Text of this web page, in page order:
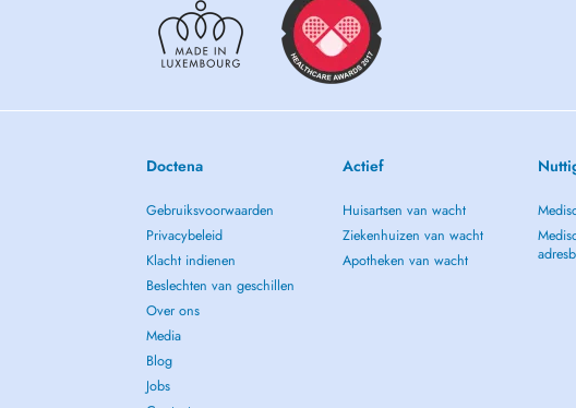
Doctena
Gebruiksvoorwaarden
Privacybeleid
Klacht indienen
Beslechten van geschillen
Over ons
Media
Blog
Jobs
Actief
Huisartsen van wacht
Ziekenhuizen van wacht
Apotheken van wacht